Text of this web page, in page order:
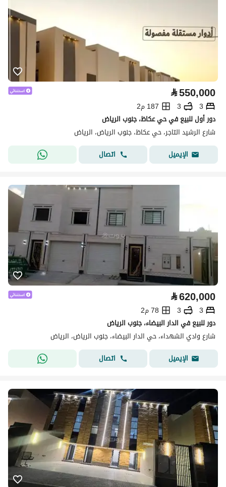
⃁550,000
3
3
187 م2
دور أول للبيع في حي عكاظ، جنوب الرياض
شارع الرشيد التاجر، حي عكاظ، جنوب الرياض، الرياض
الإيميل
اتصال
⃁620,000
3
3
78 م2
دور للبيع في الدار البيضاء، جنوب الرياض
شارع وادي الشهداء، حي الدار البيضاء، جنوب الرياض، الرياض
الإيميل
اتصال